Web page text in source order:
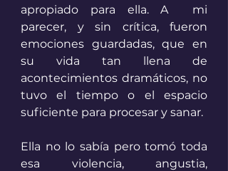
apropiado para ella. A  mi
parecer, y sin crítica, fueron
emociones guardadas, que en
su vida tan llena de
acontecimientos dramáticos, no
tuvo el tiempo o el espacio
suficiente para procesar y sanar.
Ella no lo sabía pero tomó toda
esa violencia, angustia,